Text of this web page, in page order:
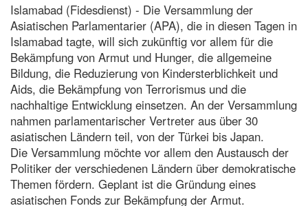
Islamabad (Fidesdienst) - Die Versammlung der
Asiatischen Parlamentarier (APA), die in diesen Tagen in
Islamabad tagte, will sich zukünftig vor allem für die
Bekämpfung von Armut und Hunger, die allgemeine
Bildung, die Reduzierung von Kindersterblichkeit und
Aids, die Bekämpfung von Terrorismus und die
nachhaltige Entwicklung einsetzen. An der Versammlung
nahmen parlamentarischer Vertreter aus über 30
asiatischen Ländern teil, von der Türkei bis Japan.
Die Versammlung möchte vor allem den Austausch der
Politiker der verschiedenen Ländern über demokratische
Themen fördern. Geplant ist die Gründung eines
asiatischen Fonds zur Bekämpfung der Armut.